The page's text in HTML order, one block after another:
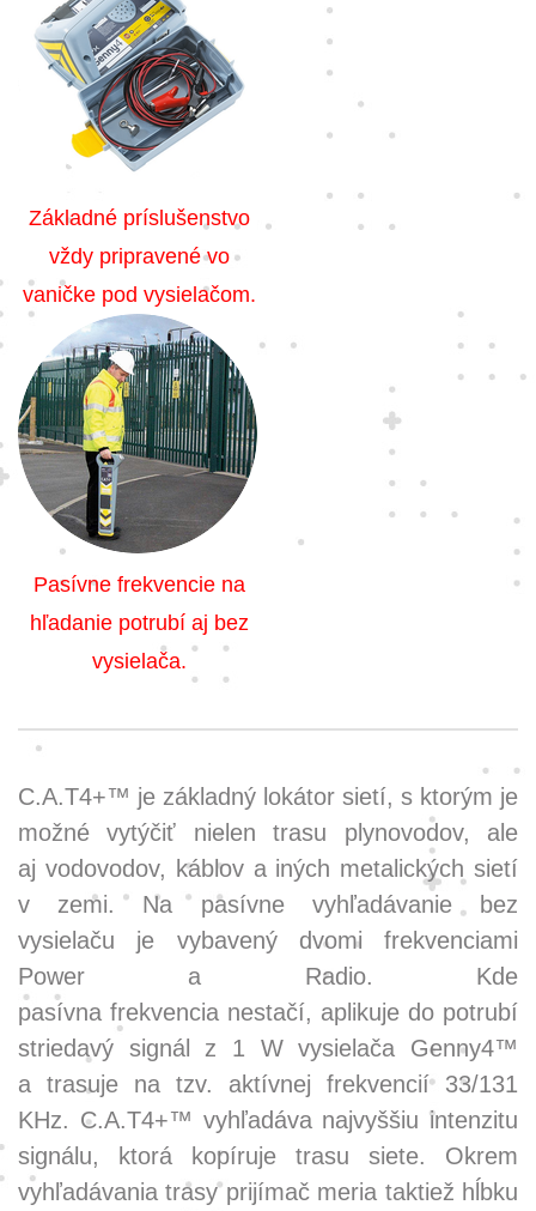
Základné príslušenstvo
vždy pripravené vo
vaničke pod vysielačom.
Pasívne frekvencie na
hľadanie potrubí aj bez
vysielača.
C.A.T4+™ je základný lokátor sietí, s ktorým je
možné vytýčiť nielen trasu plynovodov, ale
aj vodovodov, káblov a iných metalických sietí
v zemi. Na pasívne vyhľadávanie bez
vysielaču je vybavený dvomi frekvenciami
Power a Radio. Kde
pasívna frekvencia nestačí, aplikuje do potrubí
striedavý signál z 1 W vysielača Genny4™
a trasuje na tzv. aktívnej frekvencií 33/131
KHz. C.A.T4+™ vyhľadáva najvyššiu intenzitu
signálu, ktorá kopíruje trasu siete. Okrem
vyhľadávania trasy prijímač meria taktiež hĺbku